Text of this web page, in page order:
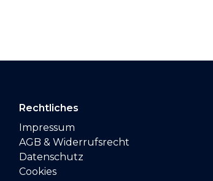
Rechtliches
Impressum
AGB & Widerrufsrecht
Datenschutz
Cookies